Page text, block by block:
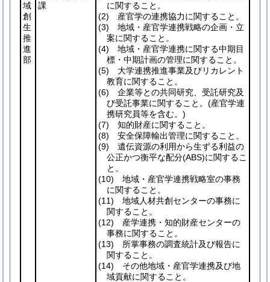
域
創
生
推
進
部
課
に関すること。
(2) 産官学の連携協力に関すること。
(3) 地域・産官学連携戦略の企画・立
案に関すること。
(4) 地域・産官学連携に関する中期目
標・中期計画の管理に関すること。
(5) 大学連携推進事業及びリカレント
教育に関すること。
(6) 企業等との共同研究、受託研究及
び受託事業に関すること。 (産官学連
携研究員等を含む。)
(7) 知的財産に関すること。
(8) 安全保障輸出管理に関すること。
(9) 遺伝資源の利用から生ずる利益の
公正かつ衡平な配分(ABS)に関するこ
と。
(10) 地域・産官学連携戦略室の事務
に関すること。
(11) 地域⼈材共創センターの事務に
関すること。
(12) 産学連携・知的財産センターの
事務に関すること。
(13) 所掌事務の調査統計及び報告に
関すること。
(14) その他地域・産官学連携及び地
域貢献に関すること。